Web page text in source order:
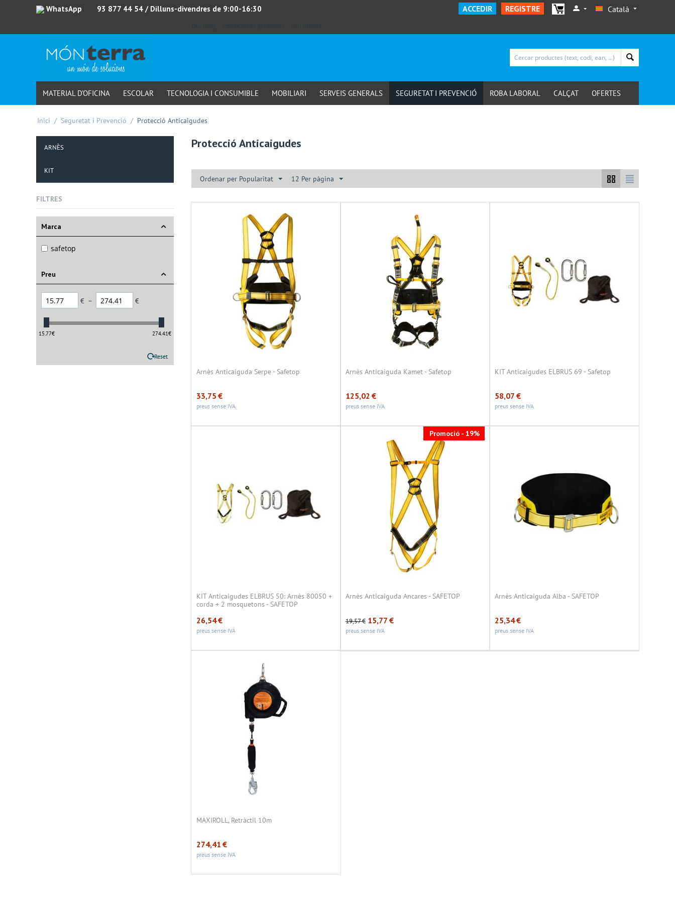
WhatsApp 93 877 44 54 / Dilluns-divendres de 9:00-16:30 Català
ACCEDIR REGISTRE
MATERIAL D'OFICINA ESCOLAR TECNOLOGIA I CONSUMIBLE MOBILIARI SERVEIS GENERALS SEGURETAT I PREVENCIÓ ROBA LABORAL CALÇAT OFERTES
Inici / Seguretat i Prevenció / Protecció Anticaigudes
ARNÈS
KIT
FILTRES
Marca
safetop
Preu
€ – €
15.77€ 274.41€
Reset
Protecció Anticaigudes
Ordenar per Popularitat 12 Per pàgina
Arnès Anticaiguda Serpe - Safetop
33,75 €
preus sense IVA
Arnès Anticaiguda Kamet - Safetop
125,02 €
preus sense IVA
KIT Anticaigudes ELBRUS 69 - Safetop
58,07 €
preus sense IVA
KIT Anticaigudes ELBRUS 50: Arnès 80050 +
corda + 2 mosquetons - SAFETOP
26,54€
preus sense IVA
Promoció - 19%
Arnès Anticaiguda Ancares - SAFETOP
19,57€ 15,77 €
preus sense IVA
Arnès Anticaiguda Alba - SAFETOP
25,34€
preus sense IVA
MAXIROLL, Retràctil 10m
274,41 €
preus sense IVA